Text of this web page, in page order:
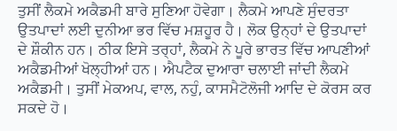
ਤੁਸੀਂ ਲੈਕਮੇ ਅਕੈਡਮੀ ਬਾਰੇ ਸੁਣਿਆ ਹੋਵੇਗਾ। ਲੈਕਮੇ ਆਪਣੇ ਸੁੰਦਰਤਾ
ਉਤਪਾਦਾਂ ਲਈ ਦੁਨੀਆ ਭਰ ਵਿੱਚ ਮਸ਼ਹੂਰ ਹੈ। ਲੋਕ ਉਨ੍ਹਾਂ ਦੇ ਉਤਪਾਦਾਂ
ਦੇ ਸ਼ੌਕੀਨ ਹਨ। ਠੀਕ ਇਸੇ ਤਰ੍ਹਾਂ, ਲੈਕਮੇ ਨੇ ਪੂਰੇ ਭਾਰਤ ਵਿੱਚ ਆਪਣੀਆਂ
ਅਕੈਡਮੀਆਂ ਖੋਲ੍ਹੀਆਂ ਹਨ। ਐਪਟੈਕ ਦੁਆਰਾ ਚਲਾਈ ਜਾਂਦੀ ਲੈਕਮੇ
ਅਕੈਡਮੀ। ਤੁਸੀਂ ਮੇਕਅਪ, ਵਾਲ, ਨਹੁੰ, ਕਾਸਮੈਟੋਲੋਜੀ ਆਦਿ ਦੇ ਕੋਰਸ ਕਰ
ਸਕਦੇ ਹੋ।